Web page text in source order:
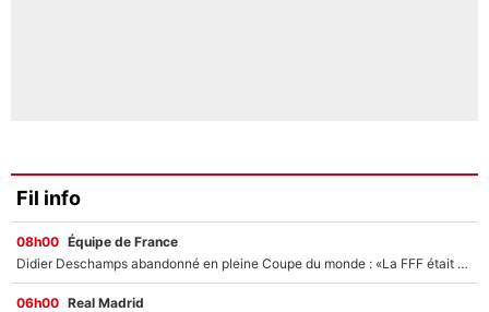
Fil info
08h00 Équipe de France
Didier Deschamps abandonné en pleine Coupe du monde : «La FFF était déjà passée à Zinedine Zidane»
06h00 Real Madrid